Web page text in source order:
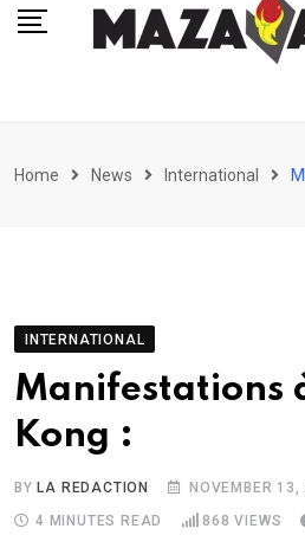
Home News International
INTERNATIONAL
Manifestations
Kong :
BYLA REDACTION NOVEMBER 13,
4 MINUTES READ
868 VIEWS